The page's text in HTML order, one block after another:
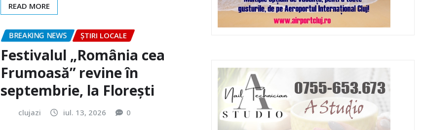
Festivalul „România cea
Frumoasă” revine în
septembrie, la Florești
clujazi iul. 13, 2026 0
Festivalul „România cea Frumoasă” revine în
perioada 4-6 septembrie 2026, în Parcul Poligon din
Floreşti, județul Cluj. Ediția din acest…